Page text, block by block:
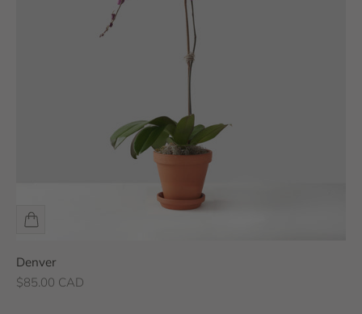
Denver
Prix de vente
$85.00 CAD